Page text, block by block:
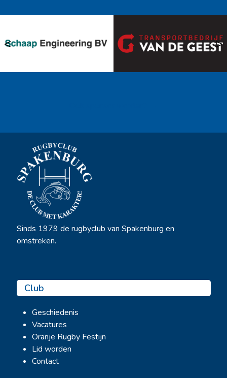
< >
Sinds 1979 de rugbyclub van Spakenburg en
omstreken.
Club
Geschiedenis
Vacatures
Oranje Rugby Festijn
Lid worden
Contact